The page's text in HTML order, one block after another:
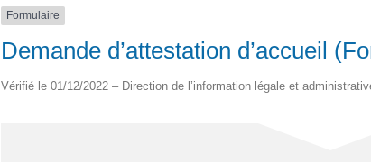
Formulaire
Demande d’attestation d’accueil
Vérifié le 01/12/2022 – Direction de l’information légale et